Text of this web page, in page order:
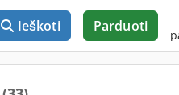
Ieškoti Parduoti